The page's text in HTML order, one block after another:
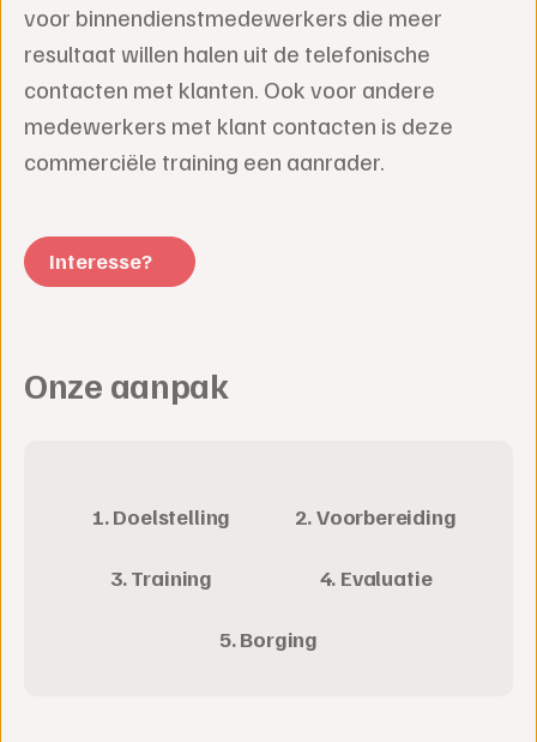
voor binnendienstmedewerkers die meer
resultaat willen halen uit de telefonische
contacten met klanten. Ook voor andere
medewerkers met klant contacten is deze
commerciële training een aanrader.
Interesse?
Onze aanpak
1. Doelstelling 2. Voorbereiding
3. Training 4. Evaluatie
5. Borging